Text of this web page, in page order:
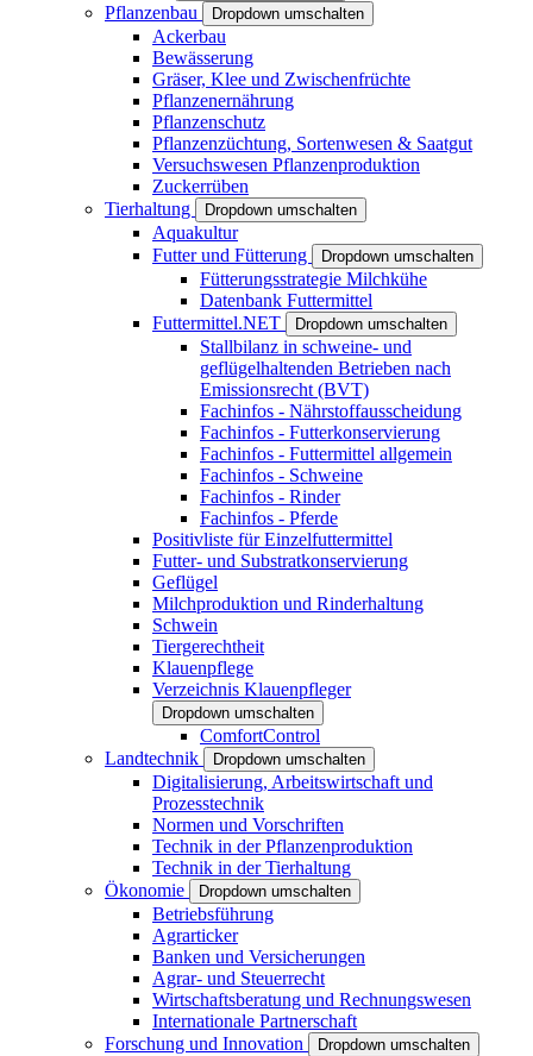
Pflanzenbau Dropdown umschalten
Ackerbau
Bewässerung
Gräser, Klee und Zwischenfrüchte
Pflanzenernährung
Pflanzenschutz
Pflanzenzüchtung, Sortenwesen & Saatgut
Versuchswesen Pflanzenproduktion
Zuckerrüben
Tierhaltung
Dropdown umschalten
Aquakultur
Futter und Fütterung
Dropdown umschalten
Fütterungsstrategie Milchkühe
Datenbank Futtermittel
Futtermittel.NET
Dropdown umschalten
Stallbilanz in schweine- und
geflügelhaltenden Betrieben nach
Emissionsrecht (BVT)
Fachinfos - Nährstoffausscheidung
Fachinfos - Futterkonservierung
Fachinfos - Futtermittel allgemein
Fachinfos - Schweine
Fachinfos - Rinder
Fachinfos - Pferde
Positivliste für Einzelfuttermittel
Futter- und Substratkonservierung
Geflügel
Milchproduktion und Rinderhaltung
Schwein
Tiergerechtheit
Klauenpflege
Verzeichnis Klauenpfleger
Dropdown umschalten
ComfortControl
Landtechnik
Dropdown umschalten
Digitalisierung, Arbeitswirtschaft und
Prozesstechnik
Normen und Vorschriften
Technik in der Pflanzenproduktion
Technik in der Tierhaltung
Ökonomie
Dropdown umschalten
Betriebsführung
Agrarticker
Banken und Versicherungen
Agrar- und Steuerrecht
Wirtschaftsberatung und Rechnungswesen
Internationale Partnerschaft
Forschung und Innovation
Dropdown umschalten